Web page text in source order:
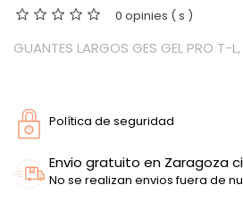
0 opinies ( s )
GUANTES LARGOS GES GEL PRO T-
Política de seguridad
Envio gratuito en Zaragoza
No se realizan envios fuera de